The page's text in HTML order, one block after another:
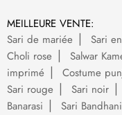
MEILLEURE VENTE:
Sari de mariée
Sari
Choli rose
Salwar
imprimé
Costume
Sari rouge
Sari noir
Banarasi
Sari Bandhani